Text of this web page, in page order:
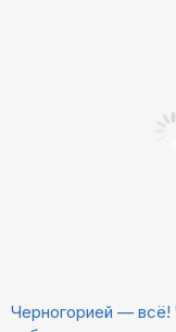
Черногорией — всё!